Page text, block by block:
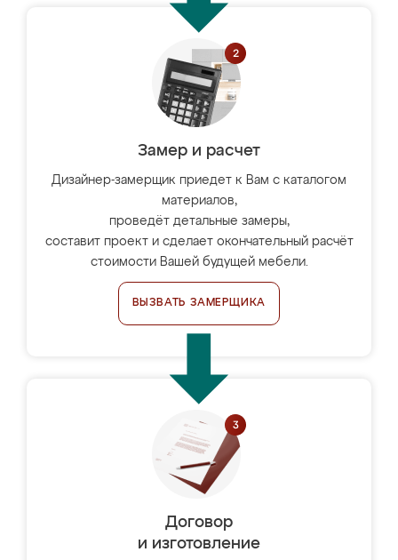
Замер и расчет
Дизайнер-замерщик приедет к Вам с каталогом
материалов,
проведёт детальные замеры,
составит проект и сделает окончательный расчёт
стоимости Вашей будущей мебели.
ВЫЗВАТЬ ЗАМЕРЩИКА
Договор
и изготовление